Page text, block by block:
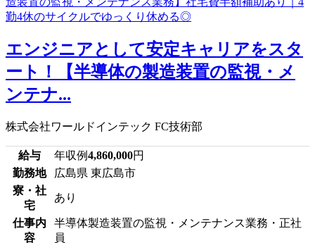
エンジニアとして安定キャリアをスタ
ート！【半導体の製造装置の監視・メ
ンテナ...
株式会社ワールドインテック FC技術部
給与 年収例4,860,000円
勤務地
広島県 東広島市
寮・社
宅
あり
仕事内
容
半導体製造装置の監視・メンテナンス業務・正社
員